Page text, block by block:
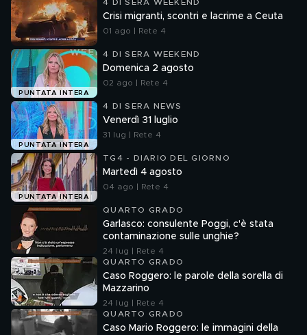
4 DI SERA WEEKEND
Crisi migranti, scontri e lacrime a Ceuta
01 ago | Rete 4
PUNTATA INTERA
4 DI SERA WEEKEND
Domenica 2 agosto
02 ago | Rete 4
PUNTATA INTERA
4 DI SERA NEWS
Venerdì 31 luglio
31 lug | Rete 4
PUNTATA INTERA
TG4 - DIARIO DEL GIORNO
Martedì 4 agosto
04 ago | Rete 4
QUARTO GRADO
Garlasco: consulente Poggi, c'è stata
contaminazione sulle unghie?
24 lug | Rete 4
QUARTO GRADO
Caso Roggero: le parole della sorella di
Mazzarino
24 lug | Rete 4
QUARTO GRADO
Caso Mario Roggero: le immagini della